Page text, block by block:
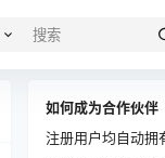
如何成为合作伙伴
注册用户均自动拥